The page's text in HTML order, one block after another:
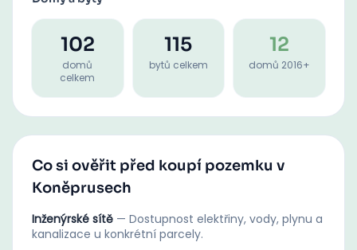
102
domů
celkem
115
bytů celkem
12
domů 2016+
Co si ověřit před koupí pozemku v
Koněprusech
Inženýrské sítě — Dostupnost elektřiny, vody, plynu a
kanalizace u konkrétní parcely.